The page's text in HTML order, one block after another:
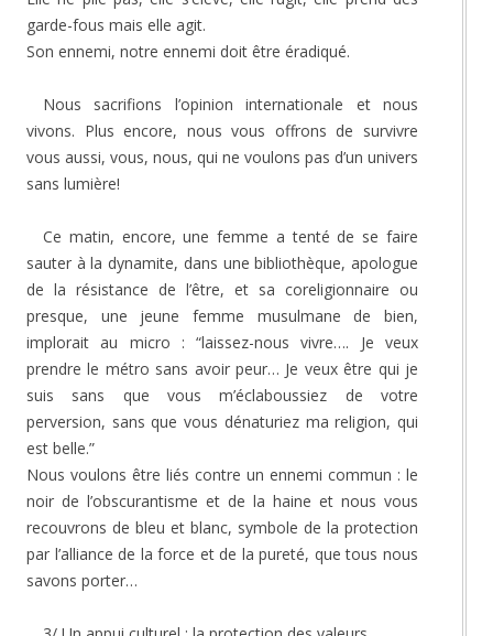
garde-fous mais elle agit.
Son ennemi, notre ennemi doit être éradiqué.
Nous sacrifions l’opinion internationale et nous
vivons. Plus encore, nous vous offrons de survivre
vous aussi, vous, nous, qui ne voulons pas d’un univers
sans lumière!
Ce matin, encore, une femme a tenté de se faire
sauter à la dynamite, dans une bibliothèque, apologue
de la résistance de l’être, et sa coreligionnaire ou
presque, une jeune femme musulmane de bien,
implorait au micro : “laissez-nous vivre…. Je veux
prendre le métro sans avoir peur… Je veux être qui je
suis sans que vous m’éclaboussiez de votre
perversion, sans que vous dénaturiez ma religion, qui
est belle.”
Nous voulons être liés contre un ennemi commun : le
noir de l’obscurantisme et de la haine et nous vous
recouvrons de bleu et blanc, symbole de la protection
par l’alliance de la force et de la pureté, que tous nous
savons porter…